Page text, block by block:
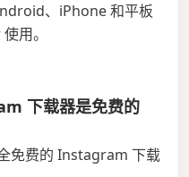
、iPhone 和平板
用。
下载器是免费的
免费的 Instagram 下载